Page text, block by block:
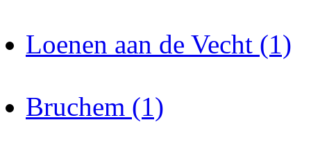
Loenen aan de Vecht (1)
Bruchem (1)